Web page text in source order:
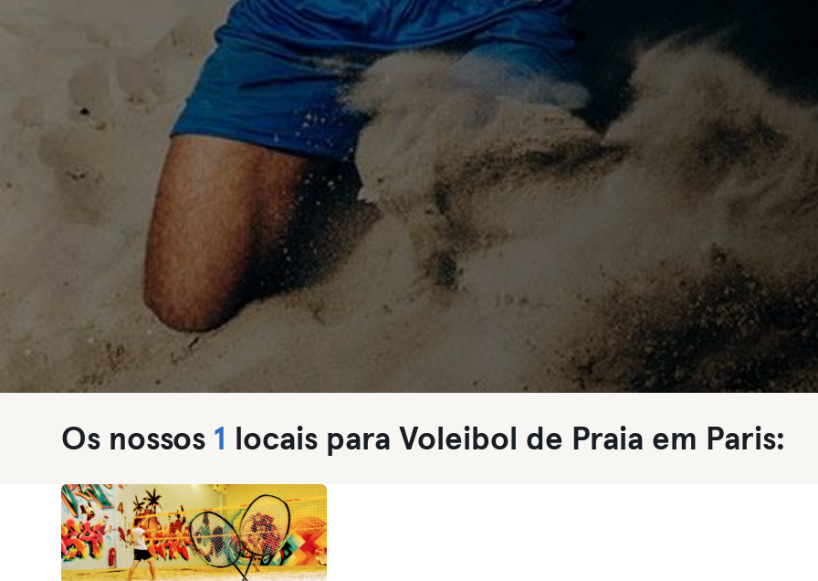
Os nossos 1 locais para Voleibol de Praia em Paris: